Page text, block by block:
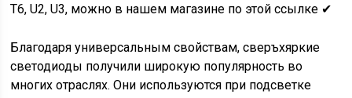
T6, U2, U3, можно в нашем магазине по этой ссылке ✔
Благодаря универсальным свойствам, сверъхяркие
светодиоды получили широкую популярность во
многих отраслях. Они используются при подсветке